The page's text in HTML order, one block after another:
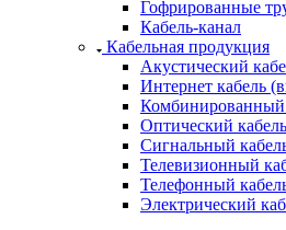
Гофрированные
Кабель-канал
Кабельная продукция
Акустический
Интернет кабель
Оптический кабель
Сигнальный
Телевизионный
Телефонный
Электрический